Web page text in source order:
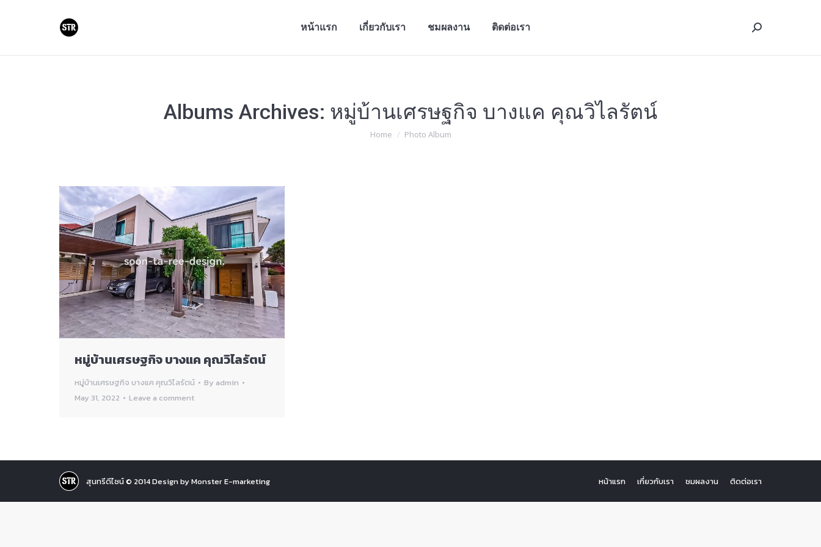
หน้าแรก เกี่ยวกับเรา ชมผลงาน ติดต่อเรา Search:
Albums Archives: หมู่บ้านเศรษฐกิจ บางแค คุณวิไลรัตน์
You are here:
Home Photo Album
หมู่บ้านเศรษฐกิจ บางแค คุณวิไลรัตน์
หมู่บ้านเศรษฐกิจ บางแค คุณวิไลรัตน์ By admin
May 31, 2022
Leave a comment
สุนทรีดีไซน์ © 2014 Design by Monster E-marketing หน้าแรก เกี่ยวกับเรา ชมผลงาน ติดต่อเรา
เกี่ยวกับเรา Search: